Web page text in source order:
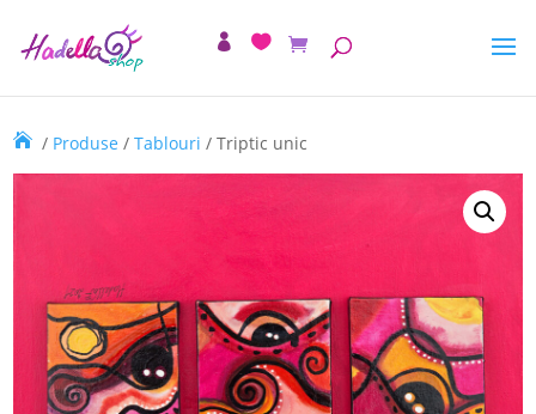
/ Produse /Tablouri / Triptic unic